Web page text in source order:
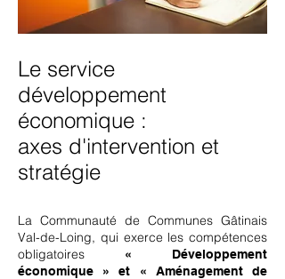
Le service
développement
économique :
axes d'intervention et
stratégie
La Communauté de Communes Gâtinais
Val-de-Loing, qui exerce les compétences
obligatoires
« Développement
économique » et « Aménagement de